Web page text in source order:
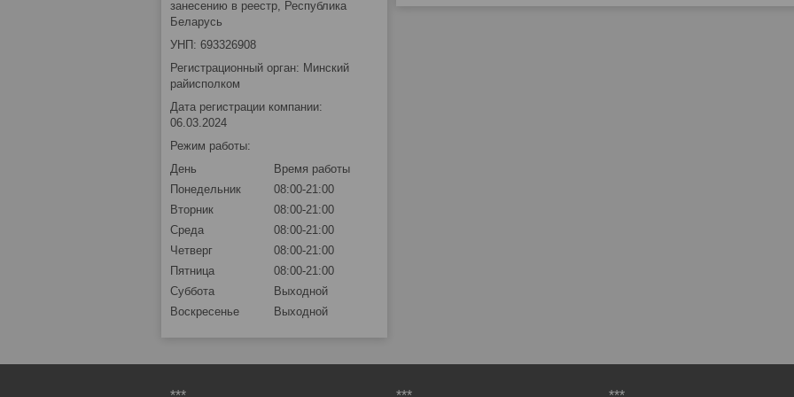
занесению в реестр, Республика
Беларусь
УНП: 693326908
Регистрационный орган: Минский
райисполком
Дата регистрации компании:
06.03.2024
Режим работы:
День
Время работы
Понедельник
08:00-21:00
Вторник
08:00-21:00
Среда
08:00-21:00
Четверг
08:00-21:00
Пятница
08:00-21:00
Суббота
Выходной
Воскресенье
Выходной